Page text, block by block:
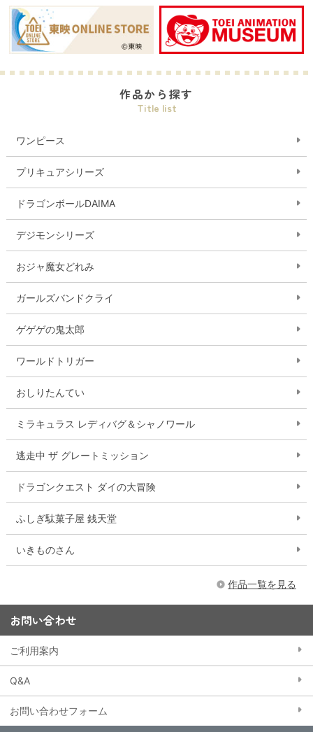
作品から探す
Title list
ワンピース
プリキュアシリーズ
ドラゴンボールDAIMA
デジモンシリーズ
おジャ魔女どれみ
ガールズバンドクライ
ゲゲゲの鬼太郎
ワールドトリガー
おしりたんてい
ミラキュラス レディバグ＆シャノワール
逃走中 ザ グレートミッション
ドラゴンクエスト ダイの大冒険
ふしぎ駄菓子屋 銭天堂
いきものさん
作品一覧を見る
お問い合わせ
ご利用案内
Q&A
お問い合わせフォーム